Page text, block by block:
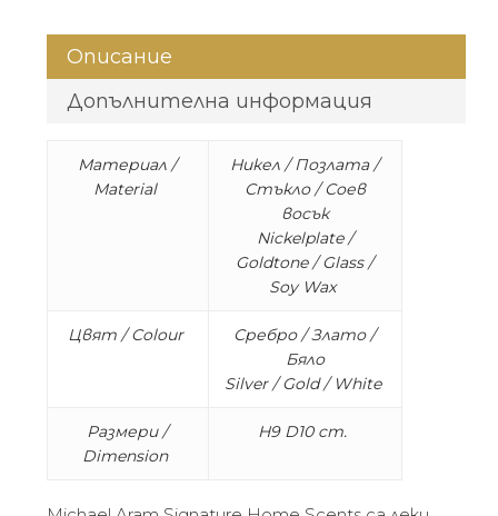
Описание
Допълнителна информация
Материал /
Material
Никел / Позлата /
Стъкло / Соев
восък
Nickelplate /
Goldtone / Glass /
Soy Wax
Цвят / Colour
Сребро / Злато /
Бяло
Silver / Gold / White
Размери /
Dimension
H9 D10 cm.